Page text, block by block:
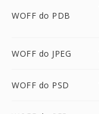
WOFF do PDB
WOFF do JPEG
WOFF do PSD